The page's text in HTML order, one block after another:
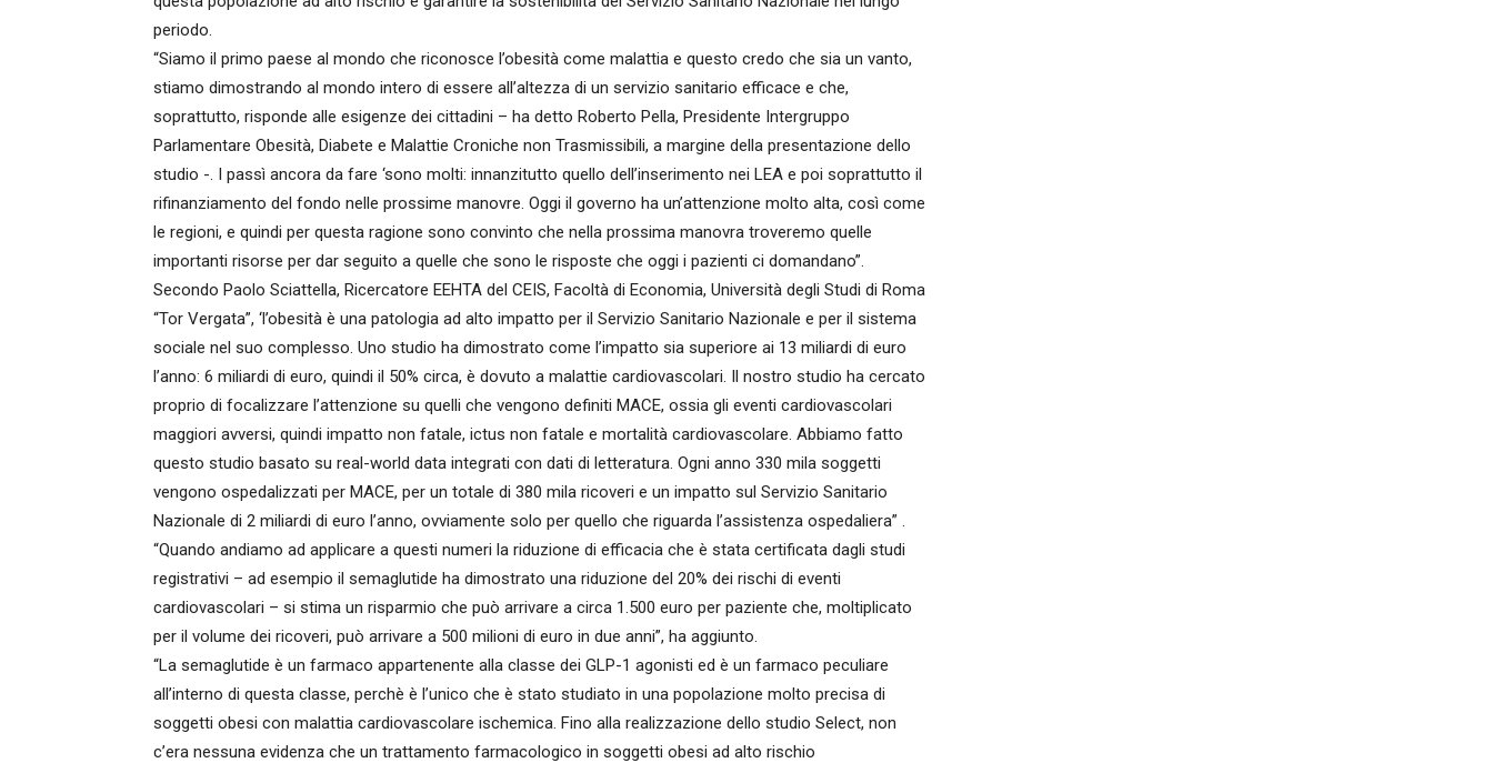
periodo.
“Siamo il primo paese al mondo che riconosce l’obesità come malattia e questo credo che sia un vanto,
stiamo dimostrando al mondo intero di essere all’altezza di un servizio sanitario efficace e che,
soprattutto, risponde alle esigenze dei cittadini – ha detto Roberto Pella, Presidente Intergruppo
Parlamentare Obesità, Diabete e Malattie Croniche non Trasmissibili, a margine della presentazione dello
studio -. I passì ancora da fare ‘sono molti: innanzitutto quello dell’inserimento nei LEA e poi soprattutto il
rifinanziamento del fondo nelle prossime manovre. Oggi il governo ha un’attenzione molto alta, così come
le regioni, e quindi per questa ragione sono convinto che nella prossima manovra troveremo quelle
importanti risorse per dar seguito a quelle che sono le risposte che oggi i pazienti ci domandano”.
Secondo Paolo Sciattella, Ricercatore EEHTA del CEIS, Facoltà di Economia, Università degli Studi di Roma
“Tor Vergata”, ‘l’obesità è una patologia ad alto impatto per il Servizio Sanitario Nazionale e per il sistema
sociale nel suo complesso. Uno studio ha dimostrato come l’impatto sia superiore ai 13 miliardi di euro
l’anno: 6 miliardi di euro, quindi il 50% circa, è dovuto a malattie cardiovascolari. Il nostro studio ha cercato
proprio di focalizzare l’attenzione su quelli che vengono definiti MACE, ossia gli eventi cardiovascolari
maggiori avversi, quindi impatto non fatale, ictus non fatale e mortalità cardiovascolare. Abbiamo fatto
questo studio basato su real-world data integrati con dati di letteratura. Ogni anno 330 mila soggetti
vengono ospedalizzati per MACE, per un totale di 380 mila ricoveri e un impatto sul Servizio Sanitario
Nazionale di 2 miliardi di euro l’anno, ovviamente solo per quello che riguarda l’assistenza ospedaliera” .
“Quando andiamo ad applicare a questi numeri la riduzione di efficacia che è stata certificata dagli studi
registrativi – ad esempio il semaglutide ha dimostrato una riduzione del 20% dei rischi di eventi
cardiovascolari – si stima un risparmio che può arrivare a circa 1.500 euro per paziente che, moltiplicato
per il volume dei ricoveri, può arrivare a 500 milioni di euro in due anni”, ha aggiunto.
“La semaglutide è un farmaco appartenente alla classe dei GLP-1 agonisti ed è un farmaco peculiare
all’interno di questa classe, perchè è l’unico che è stato studiato in una popolazione molto precisa di
soggetti obesi con malattia cardiovascolare ischemica. Fino alla realizzazione dello studio Select, non
c’era nessuna evidenza che un trattamento farmacologico in soggetti obesi ad alto rischio